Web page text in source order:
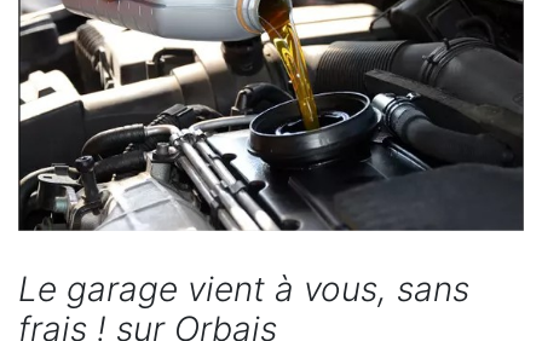
Le garage vient à vous, sans
frais ! sur Orbais